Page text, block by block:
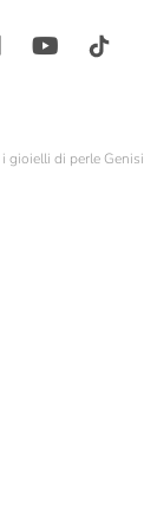
gioielli di perle Genisi